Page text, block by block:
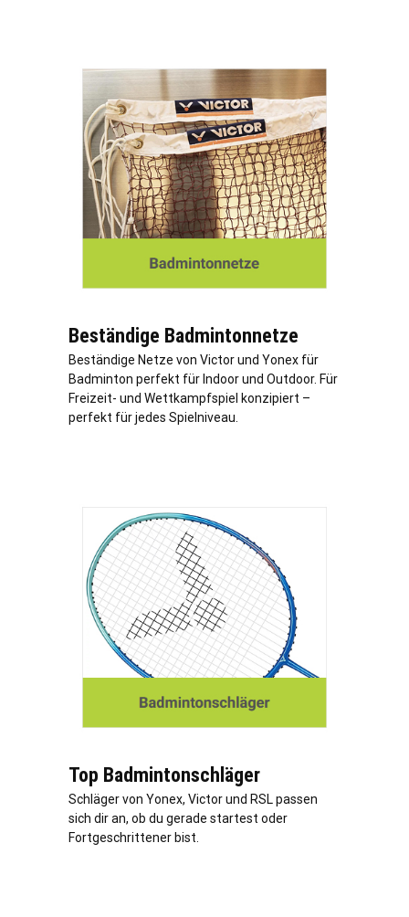
Beständige Badmintonnetze
Beständige Netze von Victor und Yonex für
Badminton perfekt für Indoor und Outdoor. Für
Freizeit- und Wettkampfspiel konzipiert –
perfekt für jedes Spielniveau.
Top Badmintonschläger
Schläger von Yonex, Victor und RSL passen
sich dir an, ob du gerade startest oder
Fortgeschrittener bist.